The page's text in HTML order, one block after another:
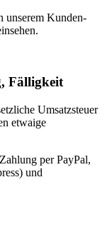
unserem Kunden-
Fälligkeit
Umsatzsteuer
etwaige
per PayPal,
und